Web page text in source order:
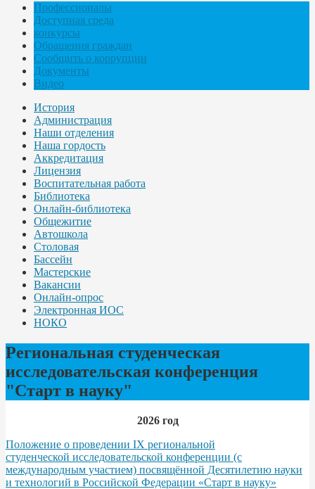
Профессионалы
Доступная среда
конкурсы
Обращения граждан
Сообщить о коррупции
Документы
Видео
История
Администрация
Наши отделения
Наша гордость
Аккредитация
Лицензия
Воспитательная работа
Библиотека
Онлайн-библиотека
Общежитие
Автошкола
Столовая
Бассейн
Мастерские
Вакансии
Онлайн-опрос
Электронная ИОС
НОКО
Региональная студенческая
исследовательская конференция
"Старт в науку"
2026 год
Положение о проведении IX региональной
студенческой исследовательской конференции (с
международным участием) посвящённой Десятилетию науки
и технологий в Российской Федерации «Старт в науку»